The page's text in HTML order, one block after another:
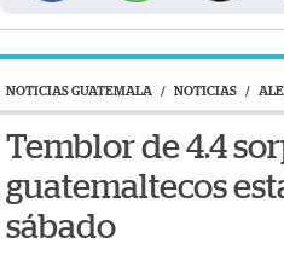
NOTICIAS GUATEMALA / NOTICIAS /
Temblor de 4.4
guatemaltecos
sábado